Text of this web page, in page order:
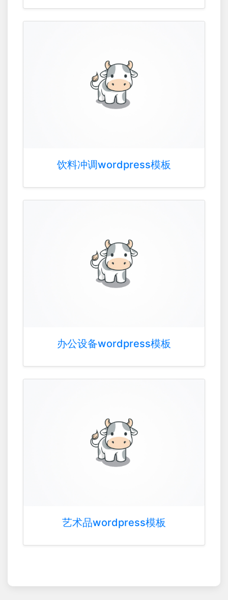
饮料冲调wordpress模板
办公设备wordpress模板
艺术品wordpress模板